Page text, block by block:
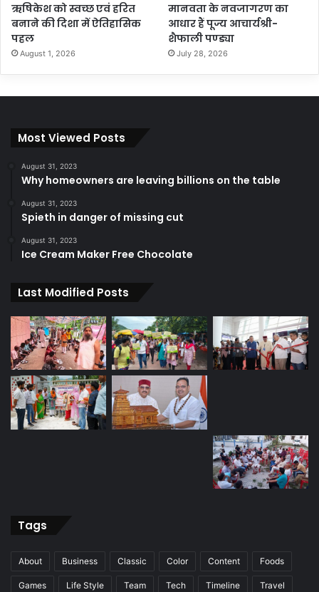
ऋषिकेश को स्वच्छ एवं हरित
बनाने की दिशा में ऐतिहासिक
पहल
August 1, 2026
मानवता के नवजागरण का
आधार हैं पूज्य आचार्यश्री-
शैफाली पण्ड्या
July 28, 2026
Most Viewed Posts
August 31, 2023
Why homeowners are leaving billions on the table
August 31, 2023
Spieth in danger of missing cut
August 31, 2023
Ice Cream Maker Free Chocolate
Last Modified Posts
Tags
About Business Classic Color Content Foods
Games Life Style Team Tech Timeline Travel